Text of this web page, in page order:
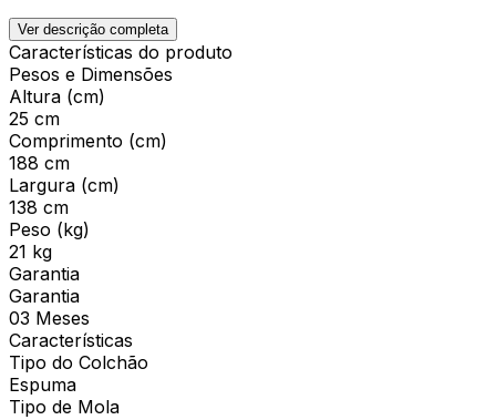
Ver descrição completa
Características do produto
Pesos e Dimensões
Altura (cm)
25 cm
Comprimento (cm)
188 cm
Largura (cm)
138 cm
Peso (kg)
21 kg
Garantia
Garantia
03 Meses
Características
Tipo do Colchão
Espuma
Tipo de Mola